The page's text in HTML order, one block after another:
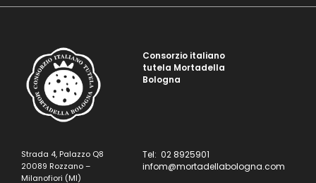
Consorzio italiano
tutela Mortadella
Bologna
Strada 4, Palazzo Q8
20089 Rozzano –
Milanofiori (MI)
Tel: 02 8925901
infom@mortadellabologna.com